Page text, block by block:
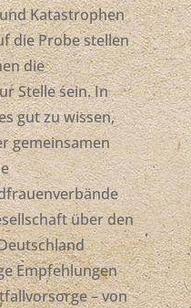
Katastrophen
die Probe stellen
die
Stelle sein. In
gut zu wissen,
gemeinsamen
über den
Empfehlungen
– von